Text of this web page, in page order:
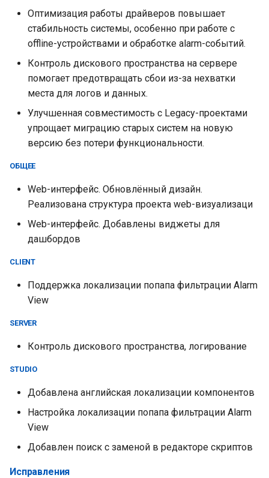
Оптимизация работы драйверов повышает
стабильность системы, особенно при работе с
offline-устройствами и обработке alarm-событий.
Контроль дискового пространства на сервере
помогает предотвращать сбои из-за нехватки
места для логов и данных.
Улучшенная совместимость с Legacy-проектами
упрощает миграцию старых систем на новую
версию без потери функциональности.
ОБЩЕЕ
Web-интерфейс. Обновлённый дизайн.
Реализована структура проекта web-визуализаци
Web-интерфейс. Добавлены виджеты для
дашбордов
CLIENT
Поддержка локализации попапа фильтрации Alarm
View
SERVER
Контроль дискового пространства, логирование
STUDIO
Добавлена английская локализации компонентов
Настройка локализации попапа фильтрации Alarm
View
Добавлен поиск с заменой в редакторе скриптов
Исправления